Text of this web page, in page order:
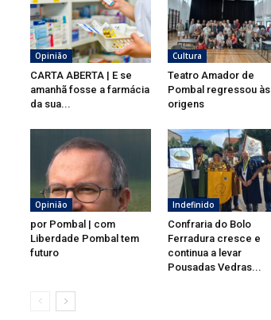
Opinião
CARTA ABERTA | E se
amanhã fosse a farmácia
da sua...
Cultura
Teatro Amador de
Pombal regressou às
origens
Opinião
por Pombal | com
Liberdade Pombal tem
futuro
Indefinido
Confraria do Bolo
Ferradura cresce e
continua a levar
Pousadas Vedras...